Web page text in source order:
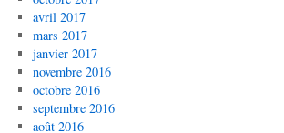
avril 2017
mars 2017
janvier 2017
novembre 2016
octobre 2016
septembre 2016
août 2016